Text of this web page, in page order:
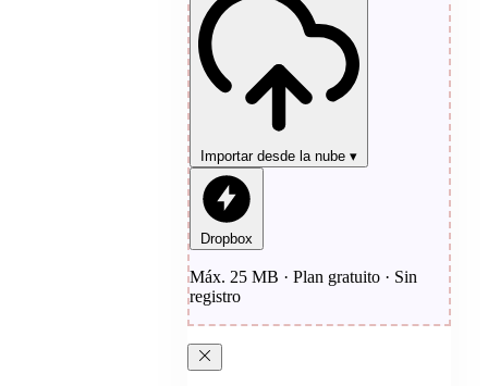
Importar desde la nube ▾
Dropbox
Máx. 25 MB · Plan gratuito · Sin
registro